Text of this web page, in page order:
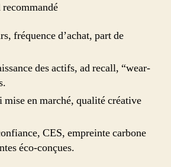
fréquence d’achat, part de
des actifs, ad recall, “wear-
en marché, qualité créative
CES, empreinte carbone
éco‑conçues.